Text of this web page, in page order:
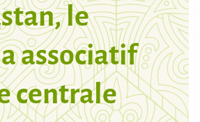
le
associatif
centrale